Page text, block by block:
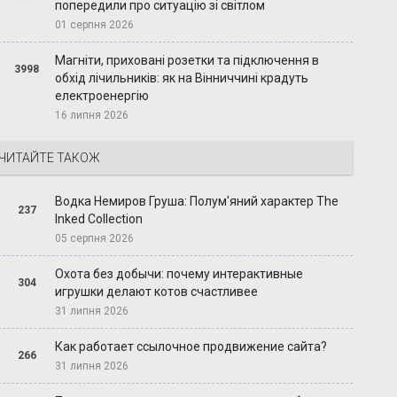
попередили про ситуацію зі світлом
01 серпня 2026
3998
Магніти, приховані розетки та підключення в
обхід лічильників: як на Вінниччині крадуть
електроенергію
16 липня 2026
ЧИТАЙТЕ ТАКОЖ
237
Водка Немиров Груша: Полум'яний характер The
Inked Collection
05 серпня 2026
304
Охота без добычи: почему интерактивные
игрушки делают котов счастливее
31 липня 2026
266
Как работает ссылочное продвижение сайта?
31 липня 2026